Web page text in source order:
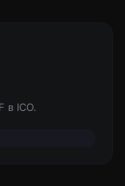
в ICO.